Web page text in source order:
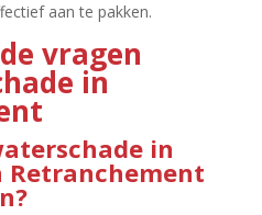
aan te pakken.​
vragen
in
in